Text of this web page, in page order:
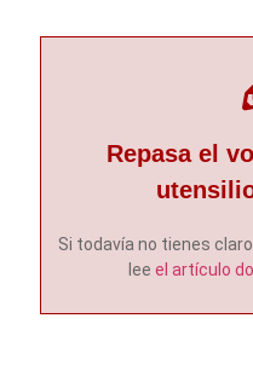
Repasa el
Si todavía no tienes
lee el artículo